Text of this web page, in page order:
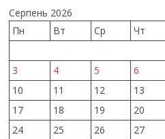
Серпень 2026
Пн
Вт Ср Чт
3
4 5 6
10
11 12 13
17
18 19 20
24
25 26 27